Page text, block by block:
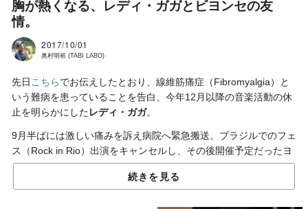
胸が熱くなる、レディ・ガガとビヨンセの友
情。
2017/10/01
奥村明裕 (TABI LABO)
先日こちらでお伝えしたとおり、線維筋痛症（Fibromyalgia）と
いう難病を患っていることを告白、今年12月以降の音楽活動の休
止を明らかにしたレディ・ガガ。
9月半ばには激しい痛みを訴え病院へ緊急搬送。ブラジルでのフェ
ス（Rock in Rio）出演をキャンセルし、その後開催予定だったヨ
ーロッパ・ツアーも延期せざるをえないことに。残念ながら様態
は依然芳しくはないようです。続きを見る